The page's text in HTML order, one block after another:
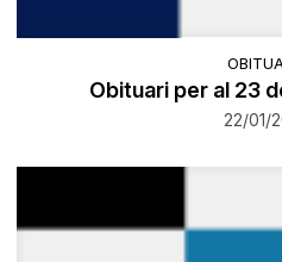
Obituari per al 23
22/01/